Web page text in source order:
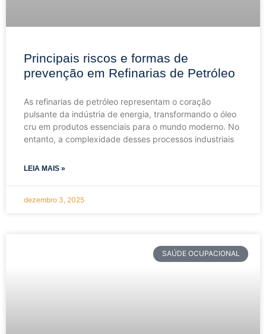
Principais riscos e formas de
prevenção em Refinarias de Petróleo
As refinarias de petróleo representam o coração
pulsante da indústria de energia, transformando o óleo
cru em produtos essenciais para o mundo moderno. No
entanto, a complexidade desses processos industriais
LEIA MAIS »
dezembro 3, 2025
SAÚDE OCUPACIONAL